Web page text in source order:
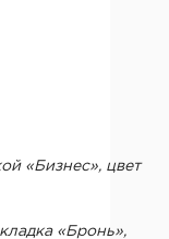
«Бизнес», цвет
«Бронь»,